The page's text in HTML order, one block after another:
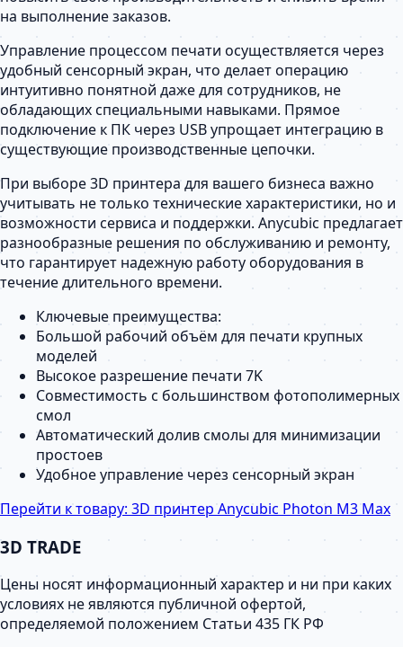
на выполнение заказов.
Управление процессом печати осуществляется через
удобный сенсорный экран, что делает операцию
интуитивно понятной даже для сотрудников, не
обладающих специальными навыками. Прямое
подключение к ПК через USB упрощает интеграцию в
существующие производственные цепочки.
При выборе 3D принтера для вашего бизнеса важно
учитывать не только технические характеристики, но и
возможности сервиса и поддержки. Anycubic предлагает
разнообразные решения по обслуживанию и ремонту,
что гарантирует надежную работу оборудования в
течение длительного времени.
Ключевые преимущества:
Большой рабочий объём для печати крупных
моделей
Высокое разрешение печати 7K
Совместимость с большинством фотополимерных
смол
Автоматический долив смолы для минимизации
простоев
Удобное управление через сенсорный экран
Перейти к товару: 3D принтер Anycubic Photon M3 Max
3D TRADE
Цены носят информационный характер и ни при каких
условиях не являются публичной офертой,
определяемой положением Статьи 435 ГК РФ